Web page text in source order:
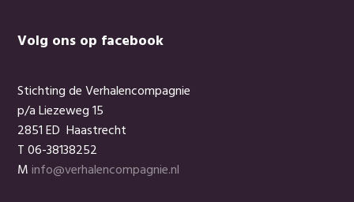
Footer
Volg ons op facebook
Stichting de Verhalencompagnie
p/a Liezeweg 15
2851 ED Haastrecht
T 06-38138252
Minfo@verhalencompagnie.nl